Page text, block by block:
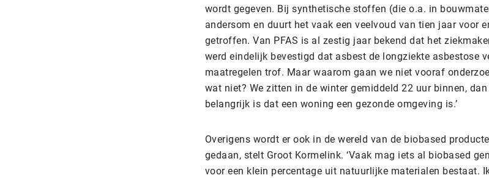
wordt gegeven. Bij synthetische stoffen (die o.a. in
andersom en duurt het vaak een veelvoud van tien jaar voor
getroffen. Van PFAS is al zestig jaar bekend dat het
werd eindelijk bevestigd dat asbest de longziekte asbestose
maatregelen trof. Maar waarom gaan we niet vooraf
wat niet? We zitten in de winter gemiddeld 22 uur binnen,
belangrijk is dat een woning een gezonde omgeving is.’
Overigens wordt er ook in de wereld van de biobased
gedaan, stelt Groot Kormelink. ‘Vaak mag iets al biobased
voor een klein percentage uit natuurlijke materialen bestaat.